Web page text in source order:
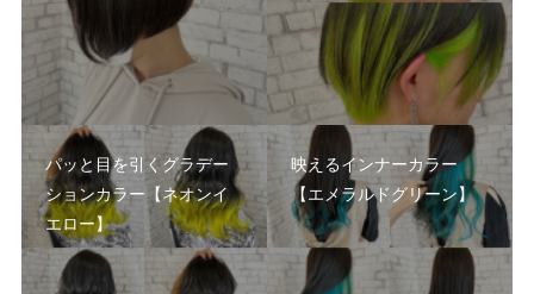
パッと目を引くグラデー
ションカラー【ネオンイ
エロー】
映えるインナーカラー
【エメラルドグリーン】